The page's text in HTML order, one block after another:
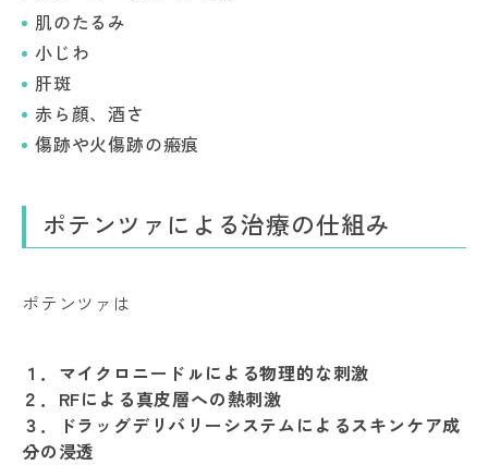
肌のたるみ
小じわ
肝斑
赤ら顔、酒さ
傷跡や火傷跡の瘢痕
ポテンツァによる治療の仕組み
ポテンツァは
１．マイクロニードㇽによる物理的な刺激
２．RFによる真皮層への熱刺激
３．ドラッグデリバリーシステムによるスキンケア成
分の浸透